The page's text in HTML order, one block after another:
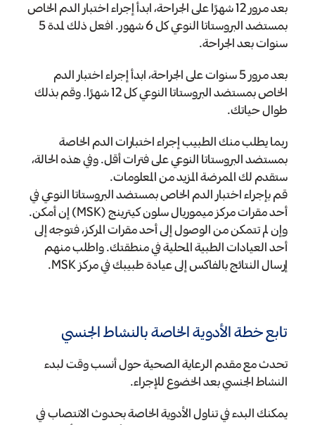
بعد مرور 12 شهرًا على الجراحة، ابدأ إجراء اختبار الدم الخاص
بمستضد البروستاتا النوعي كل 6 شهور. افعل ذلك لمدة 5
سنوات بعد الجراحة.
بعد مرور 5 سنوات على الجراحة، ابدأ إجراء اختبار الدم
الخاص بمستضد البروستاتا النوعي كل 12 شهرًا. وقم بذلك
طوال حياتك.
ربما يطلب منك الطبيب إجراء اختبارات الدم الخاصة
بمستضد البروستاتا النوعي على فترات أقل. وفي هذه الحالة،
ستقدم لك الممرضة المزيد من المعلومات.
قم بإجراء اختبار الدم الخاص بمستضد البروستاتا النوعي في
أحد مقرات مركز ميموريال سلون كيترينج (MSK) إن أمكن.
وإن لم تتمكن من الوصول إلى أحد مقرات المركز، فتوجه إلى
أحد العيادات الطبية المحلية في منطقتك. واطلب منهم
إرسال النتائج بالفاكس إلى عيادة طبيبك في مركز MSK.
تابع خطة الأدوية الخاصة بالنشاط الجنسي
تحدث مع مقدم الرعاية الصحية حول أنسب وقت لبدء
النشاط الجنسي بعد الخضوع للإجراء.
يمكنك البدء في تناول الأدوية الخاصة بحدوث الانتصاب في